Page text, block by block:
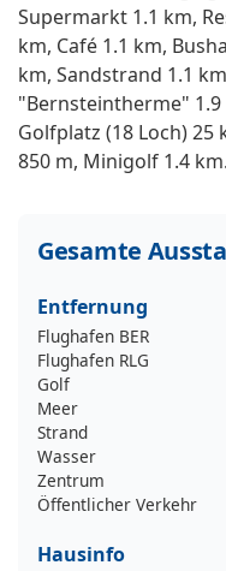
Supermarkt 1.1 km,
km, Café 1.1 km,
km, Sandstrand 1.1
"Bernsteintherme" 1.9
Golfplatz (18 Loch) 25
850 m, Minigolf 1.4 km.
Gesamte
Entfernung
Flughafen BER
Flughafen RLG
Golf
Meer
Strand
Wasser
Zentrum
Öffentlicher Verkehr
Hausinfo